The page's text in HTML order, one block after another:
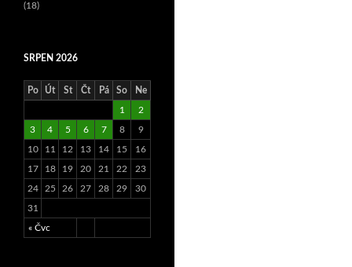
(18)
SRPEN 2026
Po Út St Čt Pá So Ne
« Čvc
1 2
3 4 5 6 7 8 9
10 11 12 13 14 15 16
17 18 19 20 21 22 23
24 25 26 27 28 29 30
31